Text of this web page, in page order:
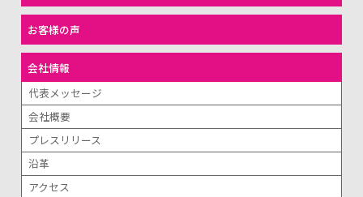
お客様の声
会社情報
代表メッセージ
会社概要
プレスリリース
沿革
アクセス